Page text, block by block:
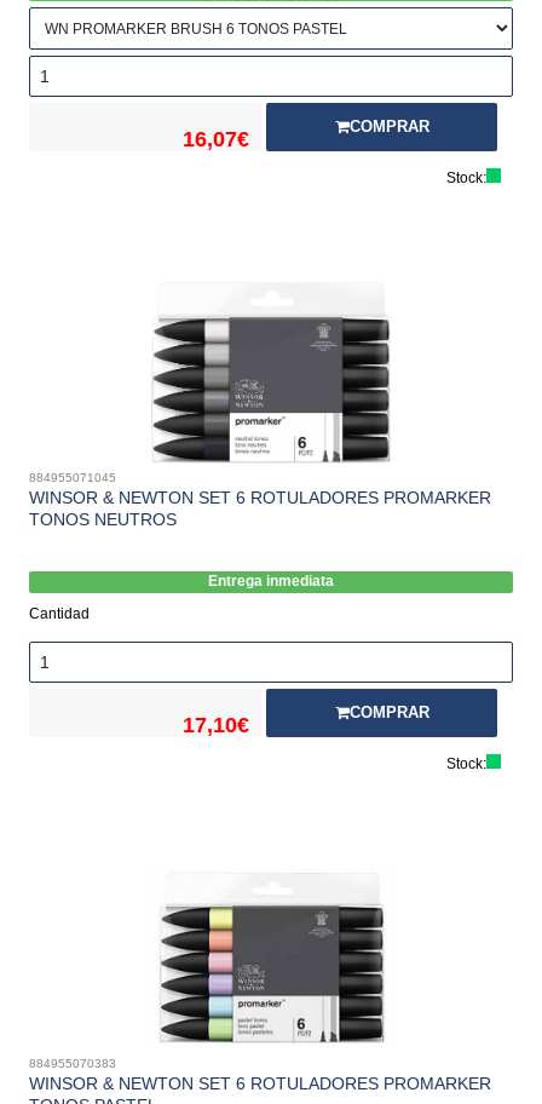
16,07€
COMPRAR
Stock:
884955071045
WINSOR & NEWTON SET 6 ROTULADORES PROMARKER
TONOS NEUTROS
Entrega inmediata
Cantidad
17,10€
COMPRAR
Stock:
884955070383
WINSOR & NEWTON SET 6 ROTULADORES PROMARKER